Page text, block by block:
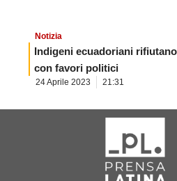
Notizia
Indigeni ecuadoriani
con favori politici
24 Aprile 2023 21:31